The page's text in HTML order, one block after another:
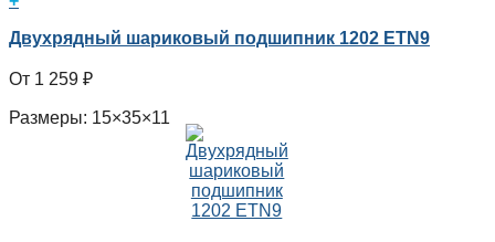
Двухрядный шариковый подшипник 1202 ETN9
1 259 ₽
Размеры: 15×35×11